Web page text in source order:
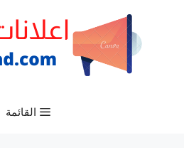
القائمة